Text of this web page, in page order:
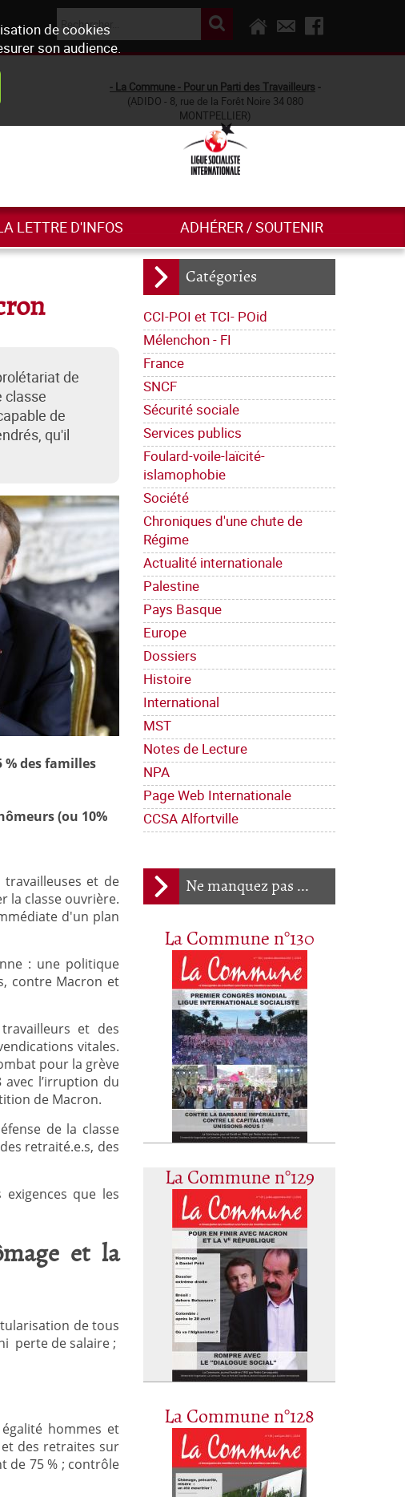
de cookies
son audience.
- La Commune - Pour un Parti des Travailleurs -
(ADIDO - 8, rue de la Forêt Noire 34 080
MONTPELLIER)
LETTRE D'INFOS ADHÉRER / SOUTENIR
Catégories
CCI-POI et TCI- POid
Mélenchon - FI
France
SNCF
Sécurité sociale
Services publics
Foulard-voile-laïcité-
islamophobie
Société
Chroniques d'une chute de
Régime
Actualité internationale
Palestine
Pays Basque
Europe
Dossiers
Histoire
International
MST
Notes de Lecture
NPA
Page Web Internationale
CCSA Alfortville
Ne manquez pas ...
La Commune n°130
La Commune n°129
La Commune n°128
de
classe
de
qu'il
% des familles
(ou 10%
et de
la classe ouvrière.
d'un plan
: une politique
contre Macron et
et des
vitales.
pour la grève
l’irruption du
de Macron.
de la classe
retraité.e.s, des
que les
et la
de tous
perte de salaire ;
hommes et
des retraites sur
de 75 % ; contrôle